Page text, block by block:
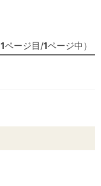
1ページ目/1ページ中）